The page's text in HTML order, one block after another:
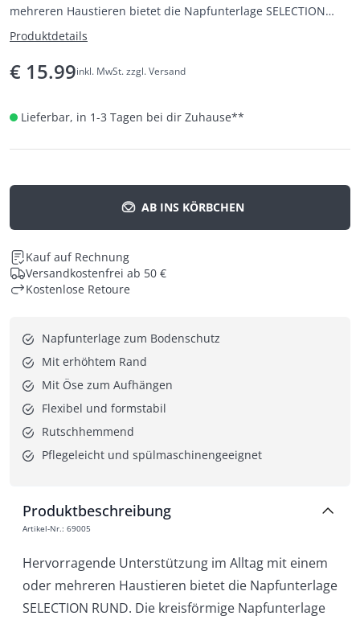
mehreren Haustieren bietet die Napfunterlage SELECTION
RUND.
Produktdetails
€ 15.99inkl. MwSt. zzgl. Versand
Lieferbar, in 1-3 Tagen bei dir Zuhause**
AB INS KÖRBCHEN
Kauf auf Rechnung
Versandkostenfrei ab 50 €
Kostenlose Retoure
Napfunterlage zum Bodenschutz
Mit erhöhtem Rand
Mit Öse zum Aufhängen
Flexibel und formstabil
Rutschhemmend
Pflegeleicht und spülmaschinengeeignet
Produktbeschreibung
Artikel-Nr.: 69005
Hervorragende Unterstützung im Alltag mit einem
oder mehreren Haustieren bietet die Napfunterlage
SELECTION RUND. Die kreisförmige Napfunterlage